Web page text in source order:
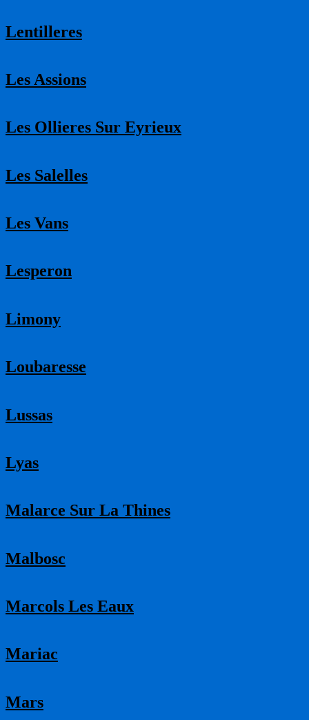
Lentilleres
Les Assions
Les Ollieres Sur Eyrieux
Les Salelles
Les Vans
Lesperon
Limony
Loubaresse
Lussas
Lyas
Malarce Sur La Thines
Malbosc
Marcols Les Eaux
Mariac
Mars